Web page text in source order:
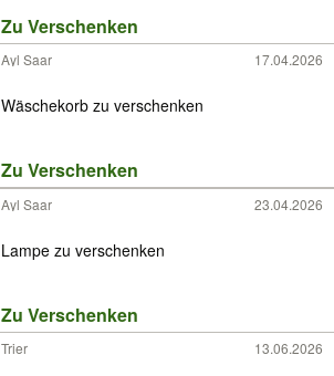
Zu Verschenken
Ayl Saar 17.04.2026
Wäschekorb zu verschenken
Zu Verschenken
Ayl Saar 23.04.2026
Lampe zu verschenken
Zu Verschenken
Trier 13.06.2026